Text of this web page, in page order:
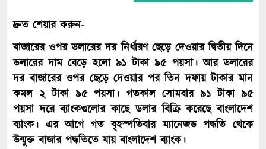
দ্রুত শেয়ার করুন-
বাজারের ওপর ডলারের দর নির্ধারণ ছেড়ে দেওয়ার দ্বিতীয় দিনে
ডলারের দাম বেড়ে হলো ৯১ টাকা ৯৫ পয়সা। আর ডলারের
দর বাজারের ওপর ছেড়ে দেওয়ার পর তিন দফায় টাকার মান
কমল ২ টাকা ৯৫ পয়সা। গতকাল সোমবার ৯১ টাকা ৯৫
পয়সা দরে ব্যাংকগুলোর কাছে ডলার বিক্রি করেছে বাংলাদেশ
ব্যাংক। এর আগে গত বৃহস্পতিবার ম্যানেজড পদ্ধতি থেকে
উন্মুক্ত বাজার পদ্ধতিতে যায় বাংলাদেশ ব্যাংক।